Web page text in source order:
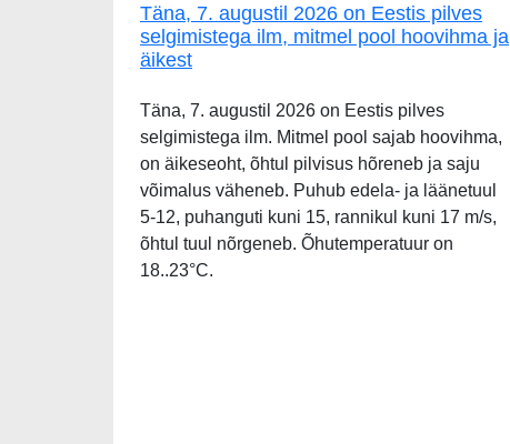
Täna, 7. augustil 2026 on Eestis pilves
selgimistega ilm, mitmel pool hoovihma ja
äikest
Täna, 7. augustil 2026 on Eestis pilves
selgimistega ilm. Mitmel pool sajab hoovihma,
on äikeseoht, õhtul pilvisus hõreneb ja saju
võimalus väheneb. Puhub edela- ja läänetuul
5-12, puhanguti kuni 15, rannikul kuni 17 m/s,
õhtul tuul nõrgeneb. Õhutemperatuur on
18..23°C.